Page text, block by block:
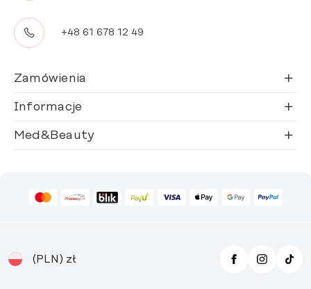
+48 61 678 12 49
Zamówienia
Informacje
Med&Beauty
(PLN) zł